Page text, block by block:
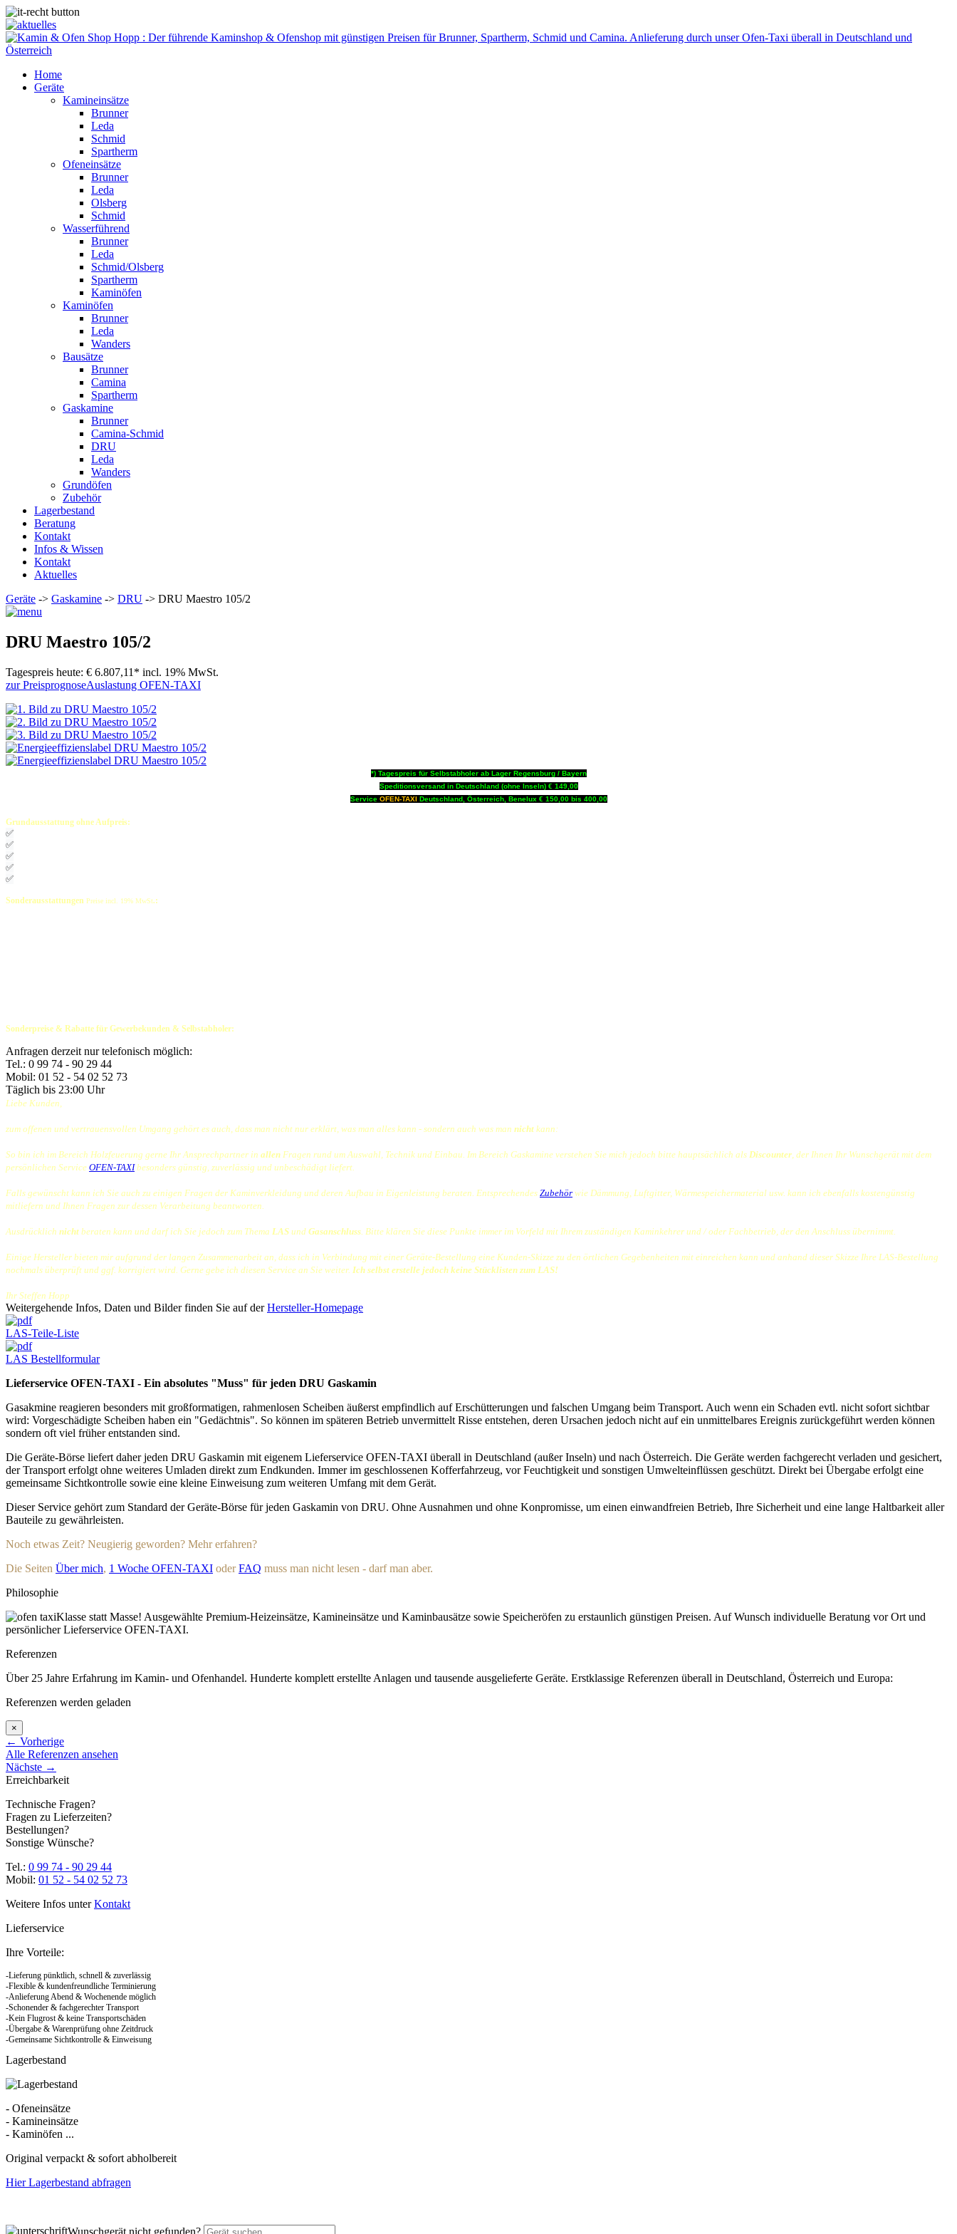
Home
Geräte
Kamineinsätze
Brunner
Leda
Schmid
Spartherm
Ofeneinsätze
Brunner
Leda
Olsberg
Schmid
Wasserführend
Brunner
Leda
Schmid/Olsberg
Spartherm
Kaminöfen
Kaminöfen
Brunner
Leda
Wanders
Bausätze
Brunner
Camina
Spartherm
Gaskamine
Brunner
Camina-Schmid
DRU
Leda
Wanders
Grundöfen
Zubehör
Lagerbestand
Beratung
Kontakt
Infos & Wissen
Kontakt
Aktuelles
Geräte -> Gaskamine -> DRU -> DRU Maestro 105/2
DRU Maestro 105/2
Tagespreis heute: € 6.807,11* incl. 19% MwSt.
zur PreisprognoseAuslastung OFEN-TAXI
*) Tagespreis für Selbstabholer ab Lager Regensburg / Bayern
Speditionsversand in Deutschland (ohne Inseln) € 149,00
Service OFEN-TAXIDeutschland, Österreich, Benelux € 150,00 bis 400,00
Grundausstattung ohne Aufpreis:
✅
✅
✅
✅
✅
Sonderausstattungen Preise incl. 19% MwSt.:
Sonderpreise & Rabatte für Gewerbekunden & Selbstabholer:
Anfragen derzeit nur telefonisch möglich:
Tel.: 0 99 74 - 90 29 44
Mobil: 01 52 - 54 02 52 73
Täglich bis 23:00 Uhr
Liebe Kunden,
zum offenen und vertrauensvollen Umgang gehört es auch, dass man nicht nur erklärt, was man alles kann - sondern auch was man nicht kann:
So bin ich im Bereich Holzfeuerung gerne Ihr Ansprechpartner in allen Fragen rund um Auswahl, Technik und Einbau. Im Bereich Gaskamine verstehen Sie mich jedoch bitte hauptsächlich als Discounter , der Ihnen Ihr Wunschgerät mit dem
persönlichen Service OFEN-TAXIbesonders günstig, zuverlässig und unbeschädigt liefert.
Falls gewünscht kann ich Sie auch zu einigen Fragen der Kaminverkleidung und deren Aufbau in Eigenleistung beraten. Entsprechendes Zubehör wie Dämmung, Luftgitter, Wärmespeichermaterial usw. kann ich ebenfalls kostengünstig
mitliefern und Ihnen Fragen zur dessen Verarbeitung beantworten.
Ausdrücklich nicht beraten kann und darf ich Sie jedoch zum Thema LAS und Gasanschluss . Bitte klären Sie diese Punkte immer im Vorfeld mit Ihrem zuständigen Kaminkehrer und / oder Fachbetrieb, der den Anschluss übernimmt.
Einige Hersteller bieten mir aufgrund der langen Zusammenarbeit an, dass ich in Verbindung mit einer Geräte-Bestellung eine Kunden-Skizze zu den örtlichen Gegebenheiten mit einreichen kann und anhand dieser Skizze Ihre LAS-Bestellung
nochmals überprüft und ggf. korrigiert wird. Gerne gebe ich diesen Service an Sie weiter. Ich selbst erstelle jedoch keine Stücklisten zum LAS!
Ihr Steffen Hopp
Weitergehende Infos, Daten und Bilder finden Sie auf derHersteller-Homepage
LAS-Teile-Liste
LAS Bestellformular
Lieferservice OFEN-TAXI - Ein absolutes "Muss" für jeden DRU Gaskamin
Gasakmine reagieren besonders mit großformatigen, rahmenlosen Scheiben äußerst empfindlich auf Erschütterungen und falschen Umgang beim Transport. Auch wenn ein Schaden evtl. nicht sofort sichtbar
wird: Vorgeschädigte Scheiben haben ein "Gedächtnis". So können im späteren Betrieb unvermittelt Risse entstehen, deren Ursachen jedoch nicht auf ein unmittelbares Ereignis zurückgeführt werden können
sondern oft viel früher entstanden sind.
Die Geräte-Börse liefert daher jeden DRU Gaskamin mit eigenem Lieferservice OFEN-TAXI überall in Deutschland (außer Inseln) und nach Österreich. Die Geräte werden fachgerecht verladen und gesichert,
der Transport erfolgt ohne weiteres Umladen direkt zum Endkunden. Immer im geschlossenen Kofferfahrzeug, vor Feuchtigkeit und sonstigen Umwelteinflüssen geschützt. Direkt bei Übergabe erfolgt eine
gemeinsame Sichtkontrolle sowie eine kleine Einweisung zum weiteren Umfang mit dem Gerät.
Dieser Service gehört zum Standard der Geräte-Börse für jeden Gaskamin von DRU. Ohne Ausnahmen und ohne Konpromisse, um einen einwandfreien Betrieb, Ihre Sicherheit und eine lange Haltbarkeit aller
Bauteile zu gewährleisten.
Noch etwas Zeit? Neugierig geworden? Mehr erfahren?
Die Seiten Über mich, 1 Woche OFEN-TAXI oderFAQ muss man nicht lesen - darf man aber.
Philosophie
Klasse statt Masse! Ausgewählte Premium-Heizeinsätze, Kamineinsätze und Kaminbausätze sowie Speicheröfen zu erstaunlich günstigen Preisen. Auf Wunsch individuelle Beratung vor Ort und
persönlicher Lieferservice OFEN-TAXI.
Referenzen
Über 25 Jahre Erfahrung im Kamin- und Ofenhandel. Hunderte komplett erstellte Anlagen und tausende ausgelieferte Geräte. Erstklassige Referenzen überall in Deutschland, Österreich und Europa:
Referenzen werden geladen
×
← Vorherige
Alle Referenzen ansehen
Nächste →
Erreichbarkeit
Technische Fragen?
Fragen zu Lieferzeiten?
Bestellungen?
Sonstige Wünsche?
Tel.: 0 99 74 - 90 29 44
Mobil: 01 52 - 54 02 52 73
Weitere Infos unterKontakt
Lieferservice
Ihre Vorteile:
-Lieferung pünktlich, schnell & zuverlässig
-Flexible & kundenfreundliche Terminierung
-Anlieferung Abend & Wochenende möglich
-Schonender & fachgerechter Transport
-Kein Flugrost & keine Transportschäden
-Übergabe & Warenprüfung ohne Zeitdruck
-Gemeinsame Sichtkontrolle & Einweisung
Lagerbestand
- Ofeneinsätze
- Kamineinsätze
- Kaminöfen ...
Original verpackt & sofort abholbereit
Hier Lagerbestand abfragen
Wunschgerät nicht gefunden?